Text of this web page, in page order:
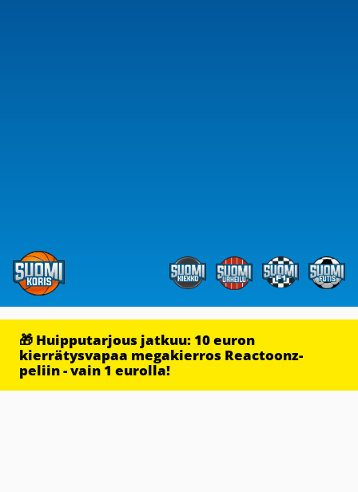
🎁 Huipputarjous jatkuu: 10 euron
kierrätysvapaa megakierros Reactoonz-
peliin - vain 1 eurolla!